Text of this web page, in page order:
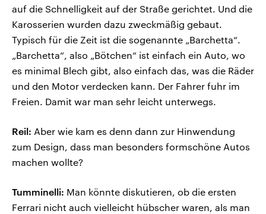
auf die Schnelligkeit auf der Straße gerichtet. Und die
Karosserien wurden dazu zweckmäßig gebaut.
Typisch für die Zeit ist die sogenannte „Barchetta“.
„Barchetta“, also „Bötchen“ ist einfach ein Auto, wo
es minimal Blech gibt, also einfach das, was die Räder
und den Motor verdecken kann. Der Fahrer fuhr im
Freien. Damit war man sehr leicht unterwegs.
Reil: Aber wie kam es denn dann zur Hinwendung
zum Design, dass man besonders formschöne Autos
machen wollte?
Tumminelli: Man könnte diskutieren, ob die ersten
Ferrari nicht auch vielleicht hübscher waren, als man